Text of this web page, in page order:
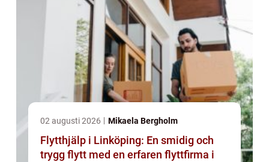
02 augusti 2026 Mikaela Bergholm
Flytthjälp i Linköping: En smidig och
trygg flytt med en erfaren flyttfirma i